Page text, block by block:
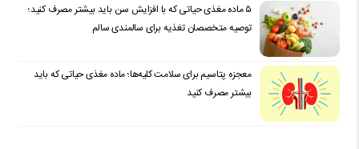
۵ ماده مغذی حیاتی که با افزایش سن باید بیشتر مصرف کنید؛
توصیه متخصصان تغذیه برای سالمندی سالم
معجزه پتاسیم برای سلامت کلیه‌ها؛ ماده مغذی حیاتی که باید
بیشتر مصرف کنید